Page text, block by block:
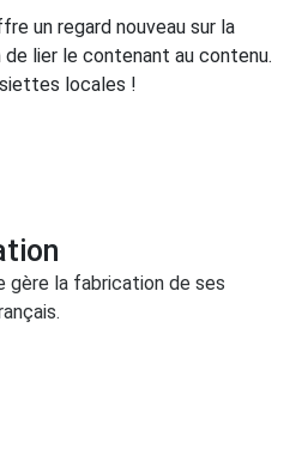
un regard nouveau sur la
lier le contenant au contenu.
locales !
gère la fabrication de ses